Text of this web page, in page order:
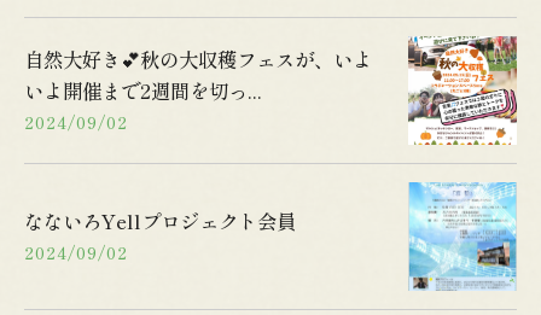
自然大好き💕秋の大収穫フェスが、いよ
いよ開催まで2週間を切っ...
2024/09/02
なないろYellプロジェクト会員
2024/09/02